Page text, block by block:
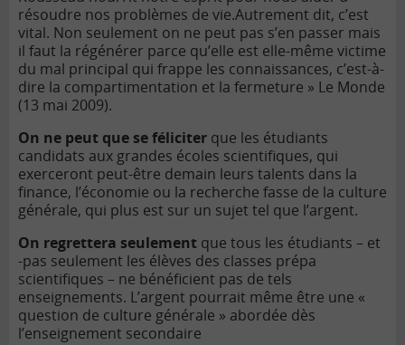
résoudre nos problèmes de vie.Autrement dit, c’est
vital. Non seulement on ne peut pas s’en passer mais
il faut la régénérer parce qu’elle est elle-même victime
du mal principal qui frappe les connaissances, c’est-à-
dire la compartimentation et la fermeture » Le Monde
(13 mai 2009).
On ne peut que se féliciter que les étudiants
candidats aux grandes écoles scientifiques, qui
exerceront peut-être demain leurs talents dans la
finance, l’économie ou la recherche fasse de la culture
générale, qui plus est sur un sujet tel que l’argent.
On regrettera seulement que tous les étudiants – et
-pas seulement les élèves des classes prépa
scientifiques – ne bénéficient pas de tels
enseignements. L’argent pourrait même être une «
question de culture générale » abordée dès
l’enseignement secondaire